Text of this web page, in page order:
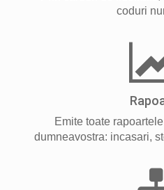
coduri
Emite toate
dumneavostra: incasari,